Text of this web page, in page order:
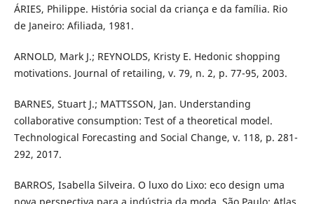
ÁRIES, Philippe. História social da criança e da família. Rio
de Janeiro: Afiliada, 1981.
ARNOLD, Mark J.; REYNOLDS, Kristy E. Hedonic shopping
motivations. Journal of retailing, v. 79, n. 2, p. 77-95, 2003.
BARNES, Stuart J.; MATTSSON, Jan. Understanding
collaborative consumption: Test of a theoretical model.
Technological Forecasting and Social Change, v. 118, p. 281-
292, 2017.
BARROS, Isabella Silveira. O luxo do Lixo: eco design uma